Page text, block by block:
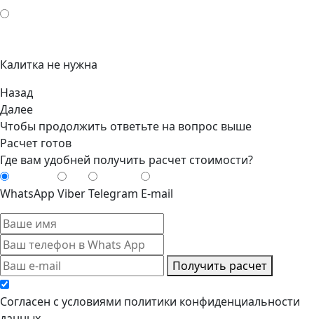
Калитка не нужна
Назад
Далее
Чтобы продолжить ответьте на вопрос выше
Расчет готов
Где вам удобней получить расчет стоимости?
WhatsApp ViberTelegram E-mail
Получить расчет
Cогласен с условиями политики конфиденциальности